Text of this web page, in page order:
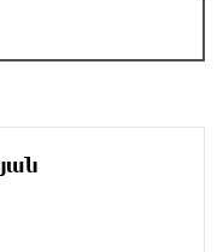
около одного месяца назад
бронзовой